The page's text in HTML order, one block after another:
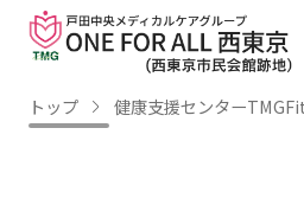
トップ 健康支援センター